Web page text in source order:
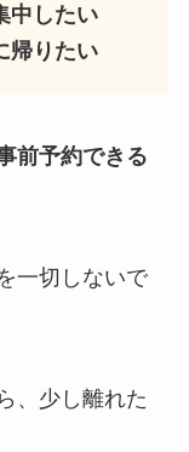
中したい
帰りたい
前予約できる
一切しないで
、少し離れた